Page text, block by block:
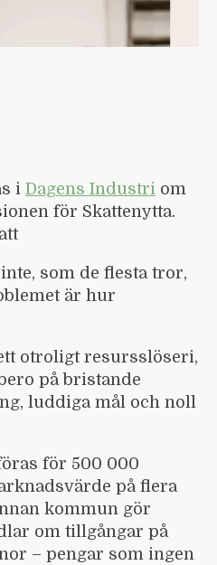
i Dagens Industri om
för Skattenytta.
som de flesta tror,
är hur
otroligt resursslöseri,
på bristande
luddiga mål och noll
för 500 000
på flera
kommun gör
om tillgångar på
– pengar som ingen